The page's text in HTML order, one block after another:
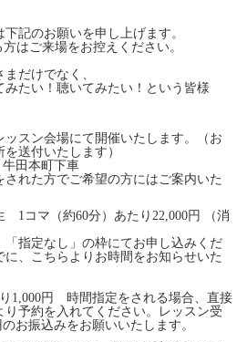
記のお願いを申し上げます。
方はご来場をお控えください。
だけでなく、
たい！聴いてみたい！という皆様
スン会場にて開催いたします。（お
送付いたします）
田本町下車
れた方でご希望の方にはご案内いた
1コマ（約60分）あたり22,000円 （消
「指定なし」の枠にてお申し込みくだ
、こちらよりお時間をお知らせいた
1,000円 時間指定をされる場合、直接
予約を入れてください。レッスン受
お振込みをお願いいたします。